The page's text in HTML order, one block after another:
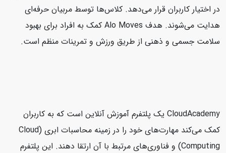
در اختیار کاربران قرار می‌دهد. کلاس‌ها توسط مربیان حرفه‌ای
هدایت می‌شوند. هدف Alo Moves کمک به افراد برای بهبود
سلامت جسمی و ذهنی از طریق ورزش و تمرینات منظم است.
CloudAcademy یک پلتفرم آموزش آنلاین است که به کاربران
کمک می‌کند مهارت‌های خود را در زمینه محاسبات ابری (Cloud
Computing) و فناوری‌های مرتبط با آن ارتقا دهند. این پلتفرم